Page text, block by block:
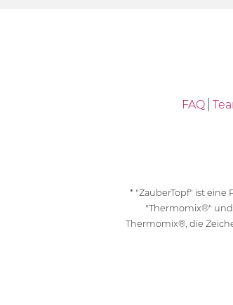
FAQ
* "ZauberTopf" ist
"Thermomix®"
Thermomix®, die